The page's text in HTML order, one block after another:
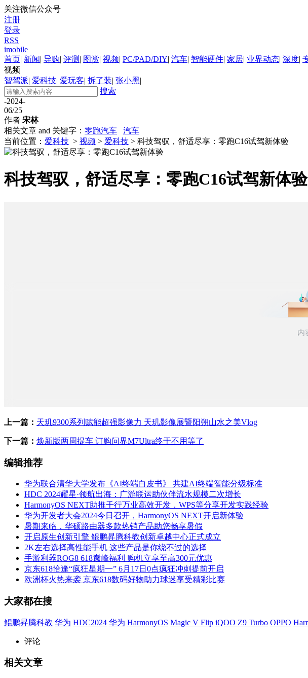
关注微信公众号
注册
登录
RSS
imobile
首页| 新闻| 导购| 评测 | 图赏| 视频| PC/PAD/DIY| 汽车| 智能硬件| 家居| 业界动态| 深度|
视频
智驾派| 爱科技| 爱玩客| 拆了装| 张小黑|
搜索
-2024-
06/25
作者 宋林
相关文章 and 关键字： 零跑汽车
汽车
当前位置： 爱科技 > 视频 > 爱科技 > 科技驾驭，舒适尽享：零跑C16试驾新体验
科技驾驭，舒适尽享：零跑C16试驾新体验
上一篇： 天玑9300系列赋能超强影像力 天玑影像展暨阳朔山水之美Vlog
下一篇： 焕新版两周提车 订购问界M7Ultra终于不用等了
编辑推荐
华为联合清华大学发布《AI终端白皮书》 共建AI终端智能分级标准
HDC 2024耀星·领航出海：广游联运助伙伴流水规模二次增长
HarmonyOS NEXT助推千行万业高效开发，WPS等分享开发实践经验
华为开发者大会2024今日召开，HarmonyOS NEXT开启新体验
暑期来临，华硕路由器多款热销产品助您畅享暑假
开启原生创新引擎 鲲鹏昇腾科教创新卓越中心正式成立
2K左右选择高性能手机 这些产品是你绕不过的选择
手游利器ROG8 618巅峰福利 购机立享至高300元优惠
京东618恰逢“疯狂星期一” 6月17日0点疯狂冲刺提前开启
欧洲杯火热来袭 京东618数码好物助力球迷享受精彩比赛
大家都在搜
鲲鹏昇腾科教 华为 HDC2024 华为 HarmonyOS Magic V Flip iQOO Z9 Turbo OPPO
评论
相关文章